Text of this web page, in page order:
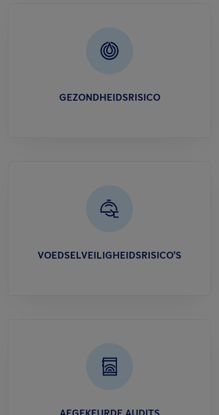
GEZONDHEIDSRISICO
VOEDSELVEILIGHEIDSRISICO'S